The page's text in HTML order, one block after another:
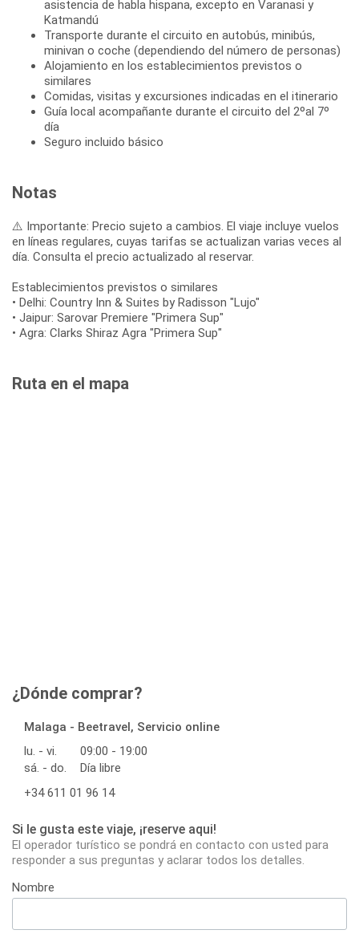
asistencia de habla hispana, excepto en Varanasi y
Katmandú
Transporte durante el circuito en autobús, minibús,
minivan o coche (dependiendo del número de personas)
Alojamiento en los establecimientos previstos o
similares
Comidas, visitas y excursiones indicadas en el itinerario
Guía local acompañante durante el circuito del 2ºal 7º
día
Seguro incluido básico
Notas
⚠️ Importante: Precio sujeto a cambios. El viaje incluye vuelos
en líneas regulares, cuyas tarifas se actualizan varias veces al
día. Consulta el precio actualizado al reservar.
Establecimientos previstos o similares
• Delhi: Country Inn & Suites by Radisson "Lujo"
• Jaipur: Sarovar Premiere "Primera Sup"
• Agra: Clarks Shiraz Agra "Primera Sup"
Ruta en el mapa
¿Dónde comprar?
Malaga - Beetravel, Servicio online
lu. - vi.
09:00 - 19:00
sá. - do.
Día libre
+34 611 01 96 14
Si le gusta este viaje, ¡reserve aqui!
El operador turístico se pondrá en contacto con usted para
responder a sus preguntas y aclarar todos los detalles.
Nombre